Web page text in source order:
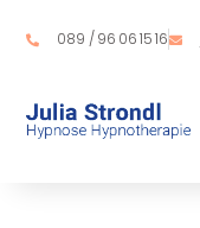
Inhalt
089 / 96 06 15 16